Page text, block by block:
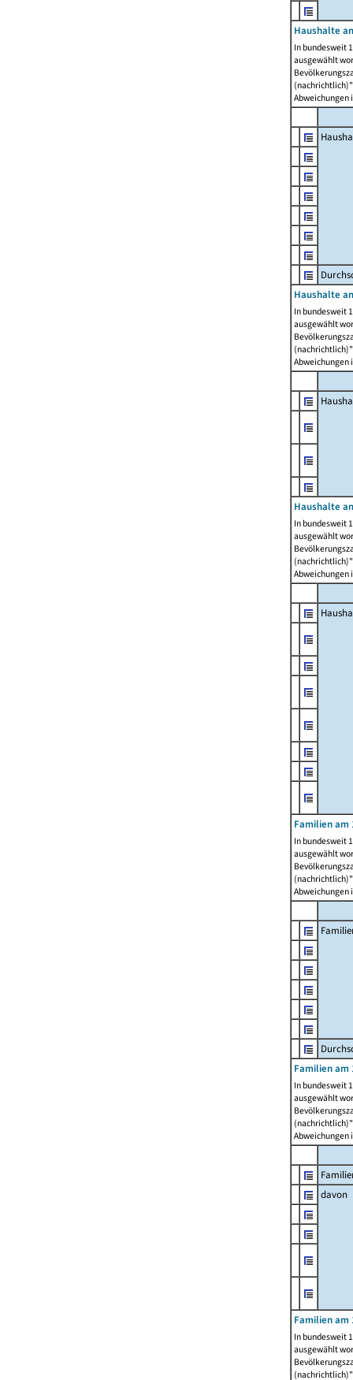
Haushalte
In bundesweit
ausgewählt
Abweichungen
Haushalte
In bundesweit
ausgewählt
Abweichungen
Haushalte
In bundesweit
ausgewählt
Abweichungen
Familien am
In bundesweit
ausgewählt
Abweichungen
Familien am
In bundesweit
ausgewählt
Abweichungen
davon
Familien am
In bundesweit
ausgewählt